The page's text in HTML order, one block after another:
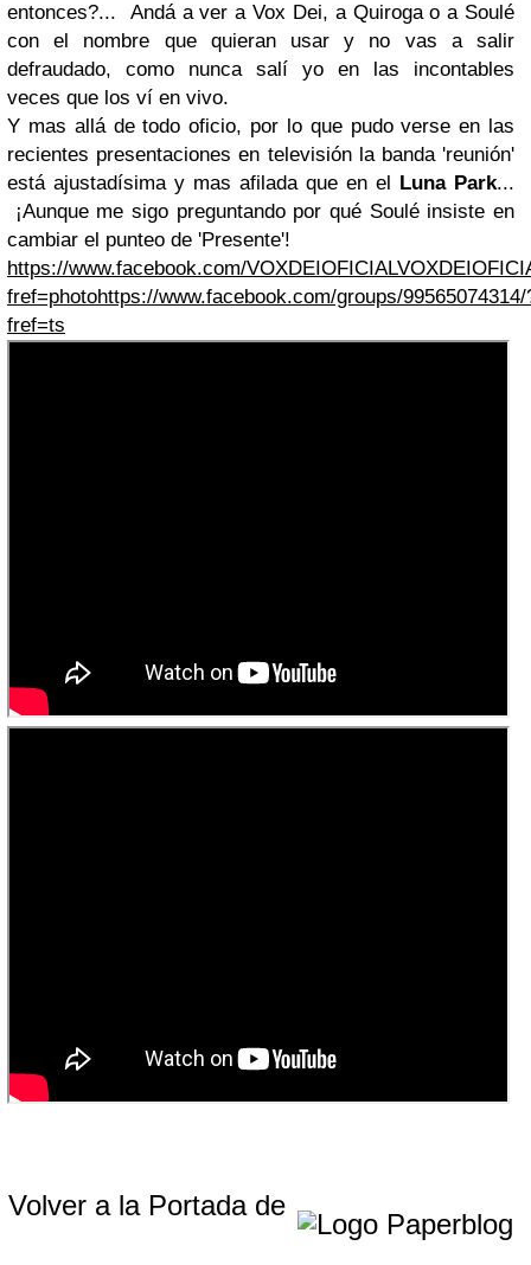
entonces?... Andá a ver a Vox Dei, a Quirogao a Soulé
con el nombre que quieran usar y no vas a salir
defraudado, como nunca salí yo en las incontables
veces que los ví en vivo.
Y mas allá de todo oficio, por lo que pudo verse en las
recientes presentaciones en televisión la banda 'reunión'
está ajustadísima y mas afilada que en el
Luna Park...
¡Aunque me sigo preguntando por qué Soulé insiste en
cambiar el punteo de 'Presente'!
https://www.facebook.com/
fref=photohttps://www.facebook.com/groups/99565074314/
fref=ts
Volver a la Portada de